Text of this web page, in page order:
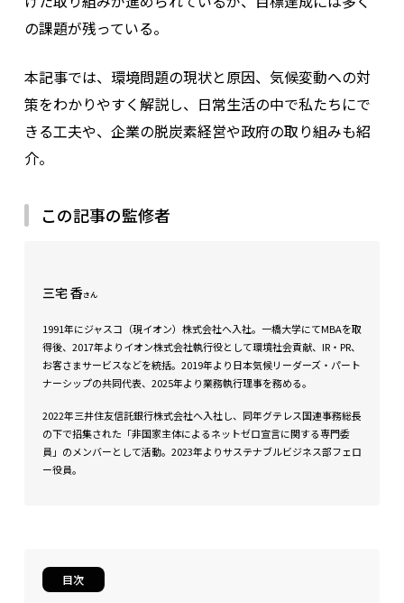
の課題が残っている。
本記事では、環境問題の現状と原因、気候変動への対
策をわかりやすく解説し、日常生活の中で私たちにで
きる工夫や、企業の脱炭素経営や政府の取り組みも紹
介。
この記事の監修者
三宅 香さん
1991年にジャスコ（現イオン）株式会社へ入社。一橋大学にてMBAを取
得後、2017年よりイオン株式会社執行役として環境社会貢献、IR・PR、
お客さまサービスなどを統括。2019年より日本気候リーダーズ・パート
ナーシップの共同代表、2025年より業務執行理事を務める。
2022年三井住友信託銀行株式会社へ入社し、同年グテレス国連事務総長
の下で招集された「非国家主体によるネットゼロ宣言に関する専門委
員」のメンバーとして活動。2023年よりサステナブルビジネス部フェロ
ー役員。
目次